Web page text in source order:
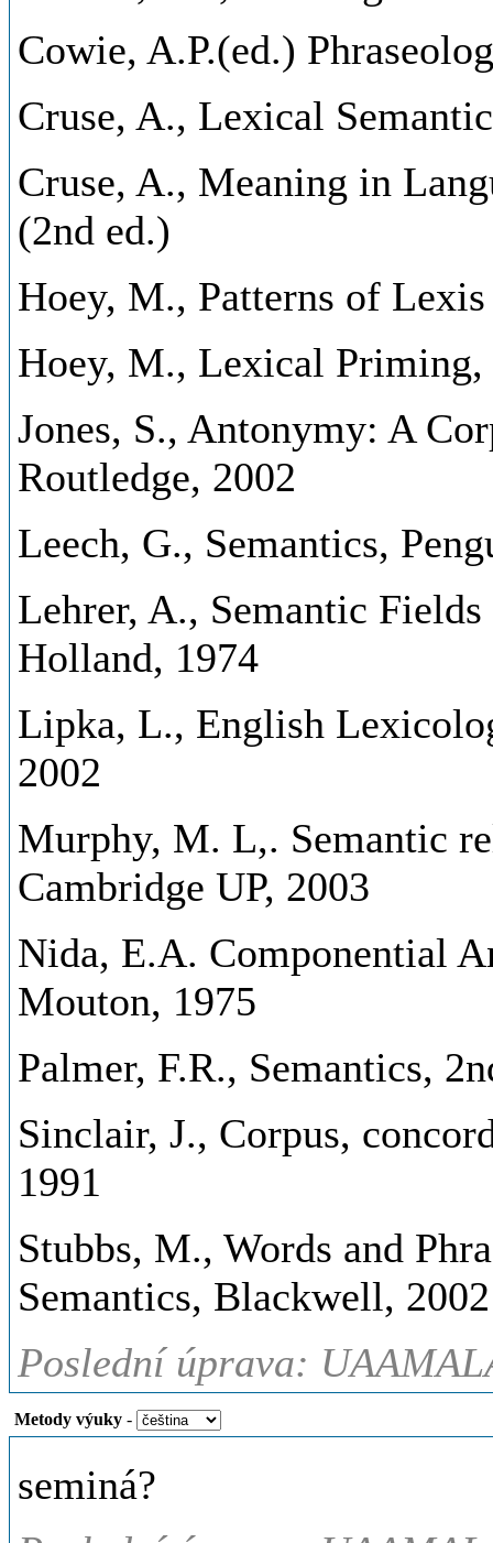
Cowie, A.P.(ed.)
Cruse, A., Lexical
Cruse, A., Meaning in
(2nd ed.)
Hoey, M., Patterns of
Hoey, M., Lexical Priming,
Jones, S., Antonymy: A
Routledge, 2002
Leech, G., Semantics,
Lehrer, A., Semantic
Holland, 1974
Lipka, L., English
2002
Murphy, M. L,. Semantic
Cambridge UP, 2003
Nida, E.A. Componential
Mouton, 1975
Palmer, F.R., Semantics,
Sinclair, J., Corpus,
1991
Stubbs, M., Words and
Semantics, Blackwell, 2002
Poslední úprava:
Metody výuky -
seminá?